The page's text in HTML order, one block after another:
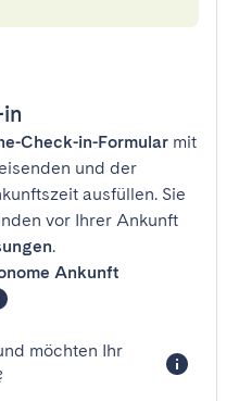
Check-in-Formular mit
und der
ausfüllen. Sie
vor Ihrer Ankunft
.
Ankunft
möchten Ihr